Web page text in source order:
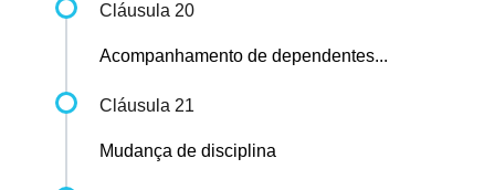
Cláusula 20
Acompanhamento de dependentes...
Cláusula 21
Mudança de disciplina